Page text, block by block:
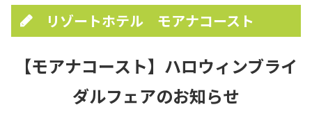
リゾートホテル モアナコースト
【モアナコースト】ハロウィンブライ
ダルフェアのお知らせ